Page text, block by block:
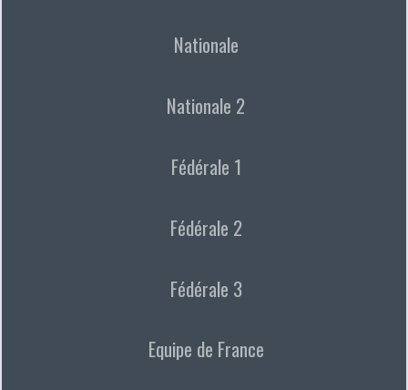
Nationale
Nationale 2
Fédérale 1
Fédérale 2
Fédérale 3
Equipe de France